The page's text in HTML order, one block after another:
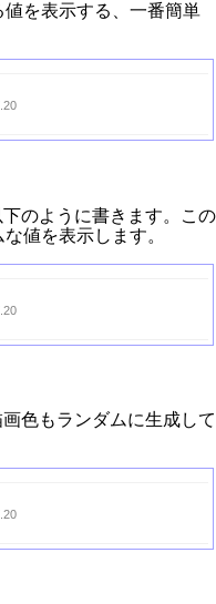
を表示する、一番簡単
のように書きます。この
値を表示します。
色もランダムに生成して